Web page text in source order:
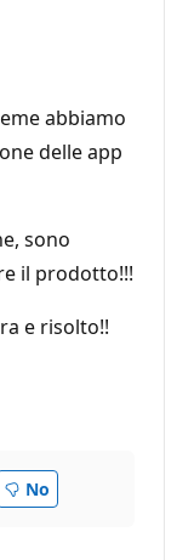
abbiamo
delle app
sono
il prodotto!!!
e risolto!!
No